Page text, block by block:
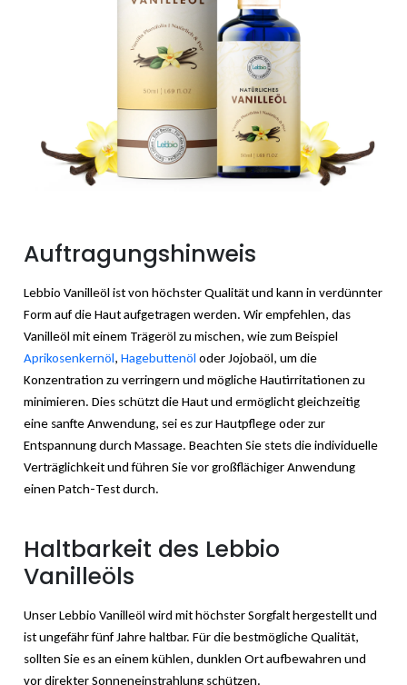
Auftragungshinweis
Lebbio Vanilleöl ist von höchster Qualität und kann in verdünnter
Form auf die Haut aufgetragen werden. Wir empfehlen, das
Vanilleöl mit einem Trägeröl zu mischen, wie zum Beispiel
Aprikosenkernöl, Hagebuttenöl oder Jojobaöl, um die
Konzentration zu verringern und mögliche Hautirritationen zu
minimieren. Dies schützt die Haut und ermöglicht gleichzeitig
eine sanfte Anwendung, sei es zur Hautpflege oder zur
Entspannung durch Massage. Beachten Sie stets die individuelle
Verträglichkeit und führen Sie vor großflächiger Anwendung
einen Patch-Test durch.
Haltbarkeit des Lebbio
Vanilleöls
Unser Lebbio Vanilleöl wird mit höchster Sorgfalt hergestellt und
ist ungefähr fünf Jahre haltbar. Für die bestmögliche Qualität,
sollten Sie es an einem kühlen, dunklen Ort aufbewahren und
vor direkter Sonneneinstrahlung schützen.